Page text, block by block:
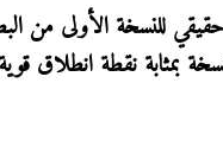
بمثابة نقطة انطلاق